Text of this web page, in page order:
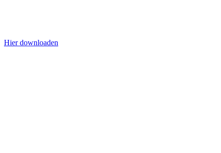
Hier downloaden